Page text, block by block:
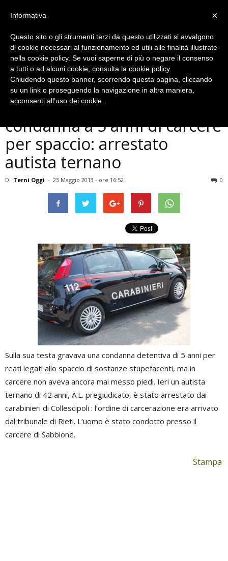
Cronaca
Pendeva su di lui una
condanna a 5 anni di carcere
per spaccio: arrestato
autista ternano
Di Terni Oggi - 23 Maggio 2013 - ore 16:52 0
Sulla sua testa gravava una condanna detentiva di 5 anni per
reati legati allo spaccio di sostanze stupefacenti, ma in
carcere non aveva ancora mai messo piedi. Ieri un autista
ternano di 42 anni, A.L. pregiudicato, è stato arrestato dai
carabinieri di Collescipoli : l’ordine di carcerazione era arrivato
dal tribunale di Rieti. L’uomo è stato condotto presso il
carcere di Sabbione.
Stampa
×
Informativa
Questo sito o gli strumenti terzi da questo utilizzati si avvalgono
di cookie necessari al funzionamento ed utili alle finalità illustrate
nella cookie policy. Se vuoi saperne di più o negare il consenso
a tutti o ad alcuni cookie, consulta la cookie policy.
Chiudendo questo banner, scorrendo questa pagina, cliccando
su un link o proseguendo la navigazione in altra maniera,
acconsenti all’uso dei cookie.